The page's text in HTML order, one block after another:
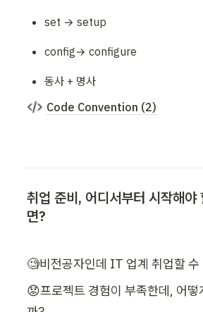
set → setup
config→ configure
동사 + 명사
Code Convention (2)
취업 준비, 어디서부터 시작해야
면?
🧐비전공자인데 IT 업계 취업할 수
😟프로젝트 경험이 부족한데, 어떻